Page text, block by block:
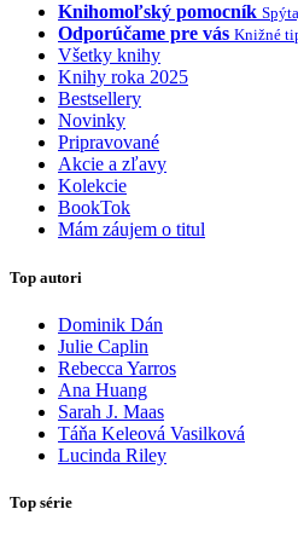
Knihomoľský pomocník
Odporúčame pre vás Knižné
Všetky knihy
Knihy roka 2025
Bestsellery
Novinky
Pripravované
Akcie a zľavy
Kolekcie
BookTok
Mám záujem o titul
Top autori
Dominik Dán
Julie Caplin
Rebecca Yarros
Ana Huang
Sarah J. Maas
Táňa Keleová Vasilková
Lucinda Riley
Top série